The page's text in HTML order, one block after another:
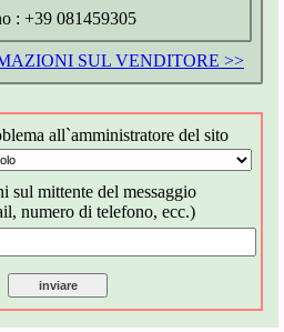
: +39 081459305
SUL VENDITORE >>
all`amministratore del sito
sul mittente del messaggio
numero di telefono, ecc.)